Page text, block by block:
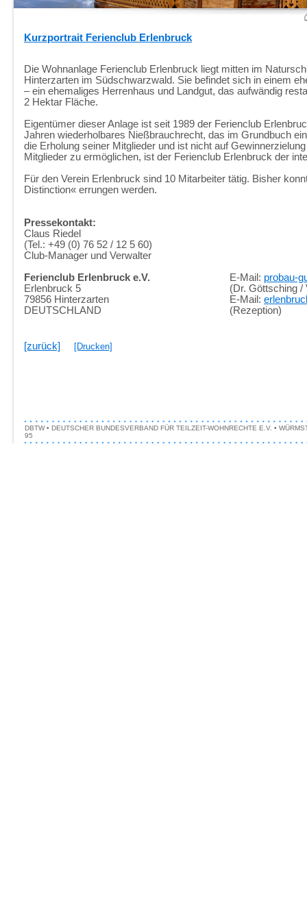
Kurzportrait Ferienclub Erlenbruck
Die Wohnanlage Ferienclub Erlenbruck liegt mitten im
Hinterzarten im Südschwarzwald. Sie befindet sich in einem
– ein ehemaliges Herrenhaus und Landgut, das aufwändig
2 Hektar Fläche.
Eigentümer dieser Anlage ist seit 1989 der Ferienclub
Jahren wiederholbares Nießbrauchrecht, das im Grundbuch
die Erholung seiner Mitglieder und ist nicht auf
Mitglieder zu ermöglichen, ist der Ferienclub Erlenbruck der
Für den Verein Erlenbruck sind 10 Mitarbeiter tätig. Bisher
Distinction« errungen werden.
Pressekontakt:
Claus Riedel
(Tel.: +49 (0) 76 52 / 12 5 60)
Club-Manager und Verwalter
Ferienclub Erlenbruck e.V.
Erlenbruck 5
79856 Hinterzarten
DEUTSCHLAND
E-Mail: probau-
(Dr. Göttsching /
E-Mail:
(Rezeption)
[zurück] [Drucken]
DBTW • DEUTSCHER BUNDESVERBAND FÜR TEILZEIT-WOHNRECHTE E.V. •
5